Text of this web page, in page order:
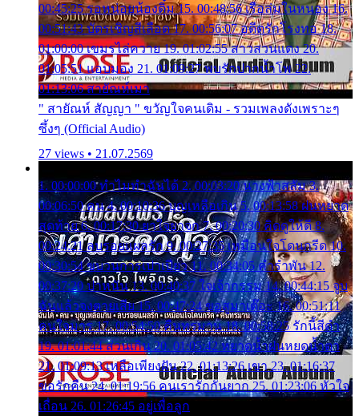
00:45:25 รอหน่อยน้องติ๋ม 15. 00:48:56 เรือล่มในหนอง 16.
00:51:43 บัตรเชิญสีเลือด 17. 00:56:07 อดีตรักโรงทอ 18.
01:00:00 เขมรไล่ควาย 19. 01:02:55 สาวสวนแตง 20.
01:05:51 แอบมอง 21. 01:09:27 พบรักปากน้ำโพ 22.
01:13:06 สายัณห์เมา
" สายัณห์ สัญญา " ขวัญใจคนเดิม - รวมเพลงดังเพราะๆ
ซึ้งๆ (Official Audio)
27 views • 21.07.2569
1. 00:00:00 ทำไมทำฉันได้ 2. 00:03:20 นางฟ้าสลัม 3.
00:06:50 คน 4. 00:10:36 บุญเหลือเกิน 5. 00:13:58 ฝนหยาด
สุดท้าย 6. 00:17:30 ยาใจยาจก 7. 00:20:30 คิดดูให้ดี 8.
00:24:21 ลบรอยแผลรัก 9. 00:27:35 เหมือนใจโดนกรีด 10.
00:30:54 ขบวนการเปาเปียว 11. 00:34:05 คำรำพัน 12.
00:37:20 ปาหนัน 13. 00:40:37 ใจเจ้ากรรม 14. 00:44:15 จูบ
ฉันแล้วจงตายเสีย 15. 00:47:24 ขอสูมาเต๊อะ 16. 00:51:11
คนใจมาร 17. 00:54:50 คืนทรมาน 18. 00:58:25 รักนี้สีดำ
19. 01:01:44 ส่วนเกิน 20. 01:05:42 หยาดน้ำฝนหยดน้ำตา
21. 01:09:13 เหลือเพียงฝัน 22. 01:13:26 เขา 23. 01:16:37
ขอรักคืน 24. 01:19:56 คนเรารักกันยาก 25. 01:23:06 หัวใจ
เถื่อน 26. 01:26:45 อยู่เพื่อลูก